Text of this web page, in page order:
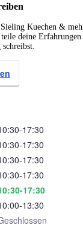
Kuechen &
deine